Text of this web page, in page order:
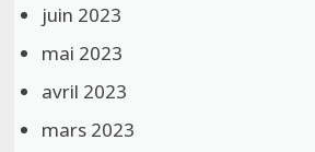
juin 2023
mai 2023
avril 2023
mars 2023